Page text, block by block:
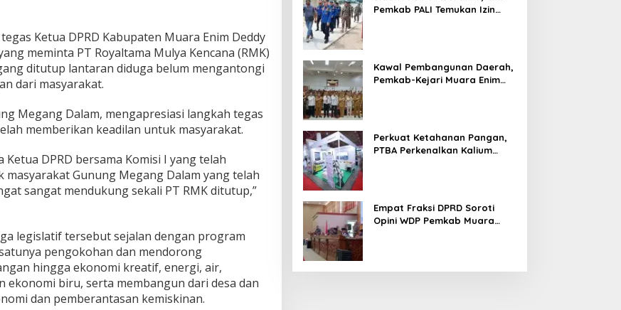
Ketua DPRD Kabupaten Muara Enim Deddy
meminta PT Royaltama Mulya Kencana (RMK)
ditutup lantaran diduga belum mengantongi
dari masyarakat.
Megang Dalam, mengapresiasi langkah tegas
memberikan keadilan untuk masyarakat.
Ketua DPRD bersama Komisi I yang telah
Gunung Megang Dalam yang telah
sangat mendukung sekali PT RMK ditutup,”
legislatif tersebut sejalan dengan program
pengokohan dan mendorong
hingga ekonomi kreatif, energi, air,
biru, serta membangun dari desa dan
dan pemberantasan kemiskinan.
Pemkab PALI Temukan Izin
Kawal Pembangunan Daerah,
Pemkab-Kejari Muara Enim
Perkuat Ketahanan Pangan,
PTBA Perkenalkan Kalium
Empat Fraksi DPRD Soroti
Opini WDP Pemkab Muara